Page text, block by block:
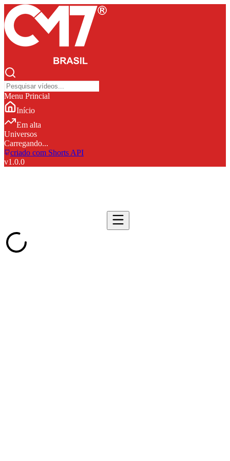
Menu Princial
Início
Em alta
Universos
Carregando...
criado com Shorts API
v1.0.0